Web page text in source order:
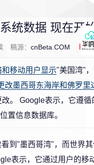
统数据 现在开
稿源： cnBeta.COM 1
移动用户显示"美国湾"
改墨西哥东海岸和佛罗里
。 Google表示，它遵
置信息数据库。
到"墨西哥湾"，而世界
表示，它通过用户的移